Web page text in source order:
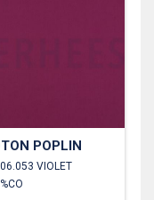
POPLIN
VIOLET